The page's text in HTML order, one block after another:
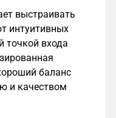
выстраивать
интуитивных
точкой входа
баланс
и качеством